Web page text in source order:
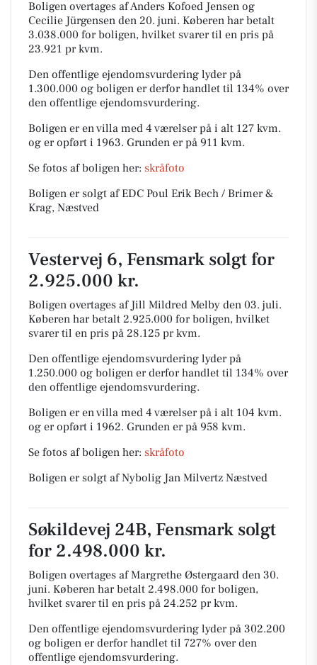
Boligen overtages af Anders Kofoed Jensen og
Cecilie Jürgensen den 20. juni. Køberen har betalt
3.038.000 for boligen, hvilket svarer til en pris på
23.921 pr kvm.
Den offentlige ejendomsvurdering lyder på
1.300.000 og boligen er derfor handlet til 134% over
den offentlige ejendomsvurdering.
Boligen er en villa med 4 værelser på i alt 127 kvm.
og er opført i 1963. Grunden er på 911 kvm.
Se fotos af boligen her: skråfoto
Boligen er solgt af EDC Poul Erik Bech / Brimer &
Krag, Næstved
Vestervej 6, Fensmark solgt for
2.925.000 kr.
Boligen overtages af Jill Mildred Melby den 03. juli.
Køberen har betalt 2.925.000 for boligen, hvilket
svarer til en pris på 28.125 pr kvm.
Den offentlige ejendomsvurdering lyder på
1.250.000 og boligen er derfor handlet til 134% over
den offentlige ejendomsvurdering.
Boligen er en villa med 4 værelser på i alt 104 kvm.
og er opført i 1962. Grunden er på 958 kvm.
Se fotos af boligen her: skråfoto
Boligen er solgt af Nybolig Jan Milvertz Næstved
Søkildevej 24B, Fensmark solgt
for 2.498.000 kr.
Boligen overtages af Margrethe Østergaard den 30.
juni. Køberen har betalt 2.498.000 for boligen,
hvilket svarer til en pris på 24.252 pr kvm.
Den offentlige ejendomsvurdering lyder på 302.200
og boligen er derfor handlet til 727% over den
offentlige ejendomsvurdering.